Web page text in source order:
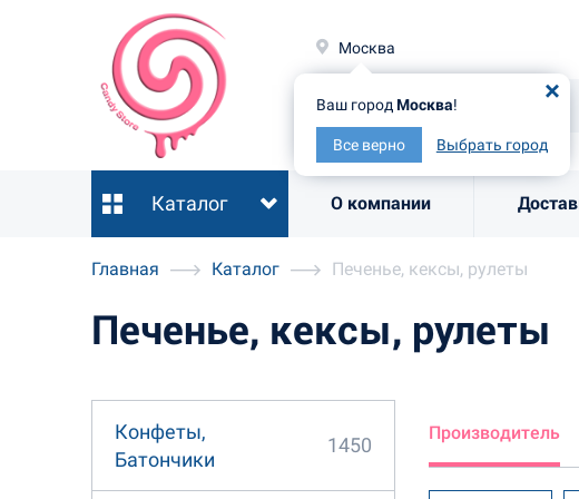
Москва
Ваш город Москва!
Все верно Выбрать город
Каталог О компании
Ваш городМосква
Все верно
Главная Каталог Печенье, кексы, рулеты
Печенье, кексы, рулеты
Конфеты,
Батончики
1450
Производитель